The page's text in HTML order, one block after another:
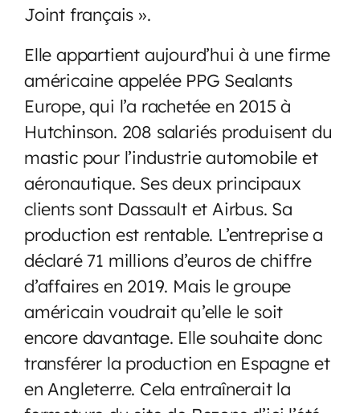
Joint français ».
Elle appartient aujourd’hui à une firme
américaine appelée PPG Sealants
Europe, qui l’a rachetée en 2015 à
Hutchinson. 208 salariés produisent du
mastic pour l’industrie automobile et
aéronautique. Ses deux principaux
clients sont Dassault et Airbus. Sa
production est rentable. L’entreprise a
déclaré 71 millions d’euros de chiffre
d’affaires en 2019. Mais le groupe
américain voudrait qu’elle le soit
encore davantage. Elle souhaite donc
transférer la production en Espagne et
en Angleterre. Cela entraînerait la